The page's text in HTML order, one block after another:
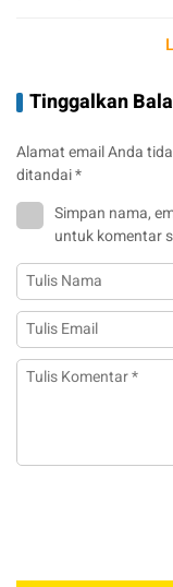
Tinggalkan
Alamat email Anda
ditandai*
Simpan nama,
untuk komentar